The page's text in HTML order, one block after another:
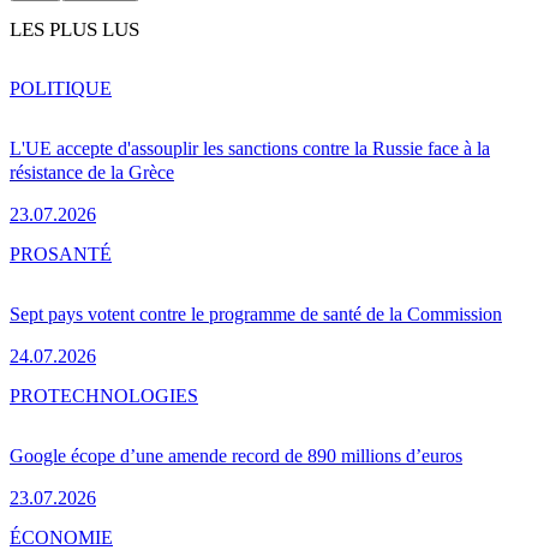
LES PLUS LUS
L'UE accepte d'assouplir les sanctions contre la Russie face à la
résistance de la Grèce
23.07.2026
POLITIQUE
Sept pays votent contre le programme de santé de la Commission
24.07.2026
PROSANTÉ
Google écope d’une amende record de 890 millions d’euros
23.07.2026
PROTECHNOLOGIES
ÉCONOMIE